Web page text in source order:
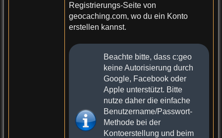
Registrierungs-Seite von
geocaching.com, wo du ein Konto
erstellen kannst.
Beachte bitte, dass c:geo
keine Autorisierung durch
Google, Facebook oder
Apple unterstützt. Bitte
nutze daher die einfache
Benutzername/Passwort-
Methode bei der
Kontoerstellung und beim